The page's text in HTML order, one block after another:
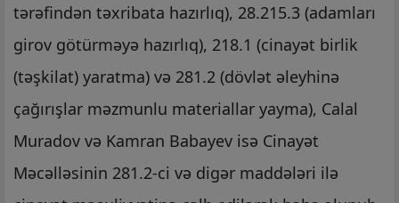
tərəfindən təxribata hazırlıq), 28.215.3 (adamları
girov götürməyə hazırlıq), 218.1 (cinayət birlik
(təşkilat) yaratma) və 281.2 (dövlət əleyhinə
çağırışlar məzmunlu materiallar yayma), Calal
Muradov və Kamran Babayev isə Cinayət
Məcəlləsinin 281.2-ci və digər maddələri ilə